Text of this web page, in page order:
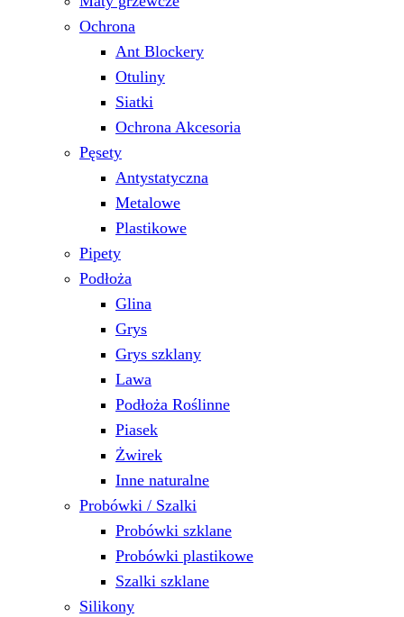
Ochrona
Ant Blockery
Otuliny
Siatki
Ochrona Akcesoria
Pęsety
Antystatyczna
Metalowe
Plastikowe
Pipety
Podłoża
Glina
Grys
Grys szklany
Lawa
Podłoża Roślinne
Piasek
Żwirek
Inne naturalne
Probówki / Szalki
Probówki szklane
Probówki plastikowe
Szalki szklane
Silikony